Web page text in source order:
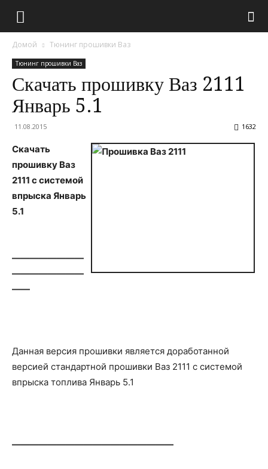
Домой Тюнинг прошивки Ваз
Тюнинг прошивки Ваз
Скачать прошивку Ваз 2111
Январь 5.1
11.08.2015 1632
Скачать
прошивку Ваз
2111 с системой
впрыска Январь
5.1
————————
————————
——
Данная версия прошивки является доработанной
версией стандартной прошивки Ваз 2111 с системой
впрыска топлива Январь 5.1
——————————————————